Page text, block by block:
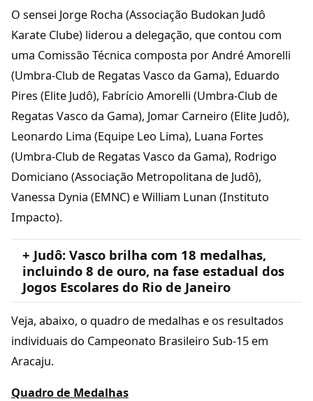
O sensei Jorge Rocha (Associação Budokan Judô
Karate Clube) liderou a delegação, que contou com
uma Comissão Técnica composta por André Amorelli
(Umbra-Club de Regatas Vasco da Gama), Eduardo
Pires (Elite Judô), Fabrício Amorelli (Umbra-Club de
Regatas Vasco da Gama), Jomar Carneiro (Elite Judô),
Leonardo Lima (Equipe Leo Lima), Luana Fortes
(Umbra-Club de Regatas Vasco da Gama), Rodrigo
Domiciano (Associação Metropolitana de Judô),
Vanessa Dynia (EMNC) e William Lunan (Instituto
Impacto).
+ Judô: Vasco brilha com 18 medalhas,
incluindo 8 de ouro, na fase estadual dos
Jogos Escolares do Rio de Janeiro
Veja, abaixo, o quadro de medalhas e os resultados
individuais do Campeonato Brasileiro Sub-15 em
Aracaju.
Quadro de Medalhas